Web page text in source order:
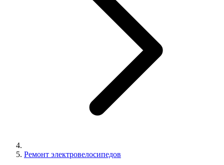
Ремонт электровелосипедов